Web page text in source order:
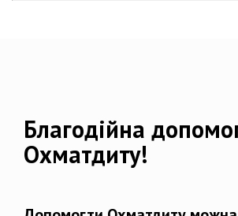
Благодійна
Охматдиту!